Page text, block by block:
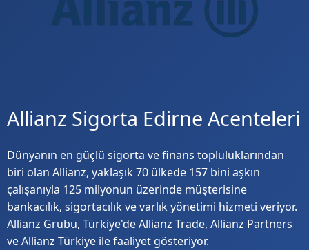
Allianz Sigorta Edirne Acenteleri
Dünyanın en güçlü sigorta ve finans topluluklarından
biri olan Allianz, yaklaşık 70 ülkede 157 bini aşkın
çalışanıyla 125 milyonun üzerinde müşterisine
bankacılık, sigortacılık ve varlık yönetimi hizmeti veriyor.
Allianz Grubu, Türkiye'de Allianz Trade, Allianz Partners
ve Allianz Türkiye ile faaliyet gösteriyor.